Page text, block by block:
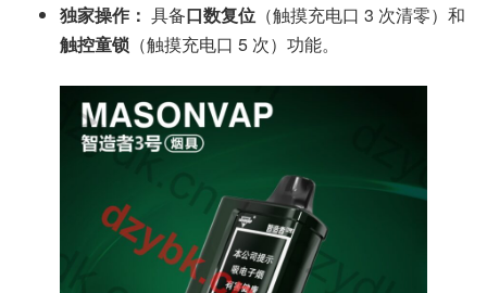
独家操作： 具备口数复位 （触摸充电口 3 次清零）和
触控童锁 （触摸充电口 5 次）功能。